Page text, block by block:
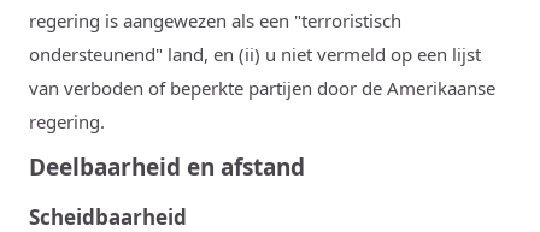
regering is aangewezen als een "terroristisch
ondersteunend" land, en (ii) u niet vermeld op een lijst
van verboden of beperkte partijen door de Amerikaanse
regering.
Deelbaarheid en afstand
Scheidbaarheid